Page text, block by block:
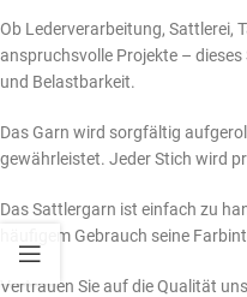
Ob Lederverarbeitung, Sattlerei,
anspruchsvolle Projekte –
und Belastbarkeit.
Das Garn wird sorgfältig
gewährleistet. Jeder Stich wird
Das Sattlergarn ist einfach zu
häufigem Gebrauch seine
Vertrauen Sie auf die Qualität